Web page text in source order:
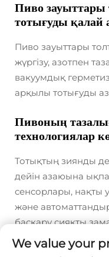
Пиво зауыттары
тотығуды қалай
Пиво зауыттары
жүргізу, азотпен
вакуумдық
арқылы тотығуды
Пивоның
технологиялар
Тотықтың зиянды
дейін азаюына
сенсорлары, нақты
және
басқару сияқты
тазалығын сақтауға
We value your